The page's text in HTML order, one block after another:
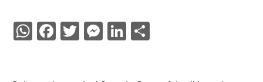
WhatsApp
Facebook
Twitter
Messenger
LinkedIn
Share